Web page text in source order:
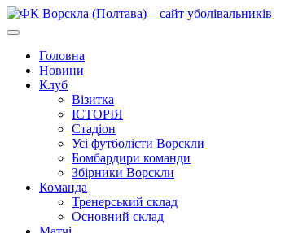
Головна
Новини
Клуб
Візитка
ІСТОРІЯ
Стадіон
Усі футболісти Ворскли
Бомбардири команди
Збірники Ворскли
Команда
Тренерський склад
Основний склад